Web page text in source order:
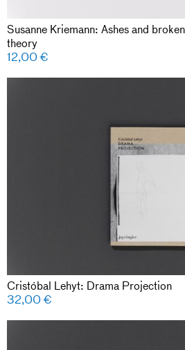
Susanne Kriemann: Ashes and
theory
12,00€
Cristóbal Lehyt: Drama Projection
32,00€